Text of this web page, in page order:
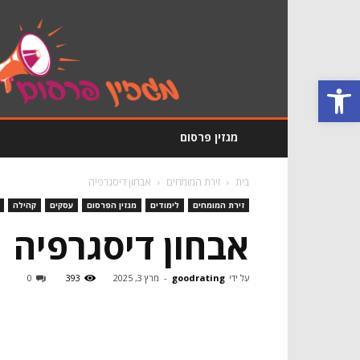
פתח סרגל נגישות
מגזין פרסום
בית זירת המומחים אבחון דיסגרפיה
זירת המומחים לימודים מגזין הפרסום עסקים קהילה
אבחון דיסגרפיה
על ידי goodrating
- מרץ 3, 2025 393
0